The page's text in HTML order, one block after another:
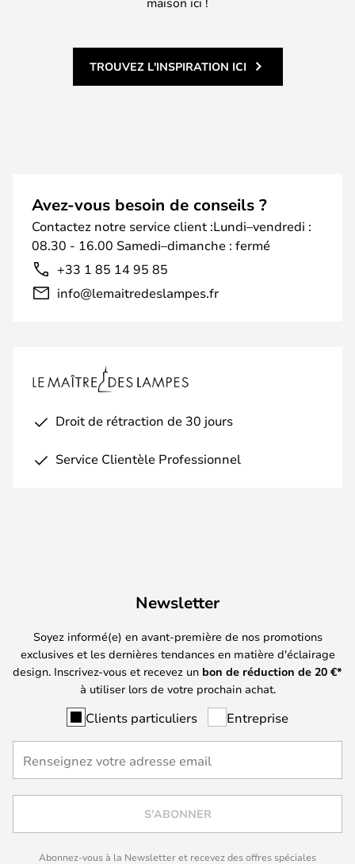
TROUVEZ L'INSPIRATION ICI
Avez-vous besoin de conseils ?
Contactez notre service client :Lundi–vendredi :
08.30 - 16.00 Samedi–dimanche : fermé
+33 1 85 14 95 85
info@lemaitredeslampes.fr
Droit de rétraction de 30 jours
Service Clientèle Professionnel
Newsletter
Soyez informé(e) en avant-première de nos promotions
exclusives et les dernières tendances en matière d'éclairage
design. Inscrivez-vous et recevez un bon de réduction de 20 €*
à utiliser lors de votre prochain achat.
Clients particuliers Entreprise
S'ABONNER
Abonnez-vous à la Newsletter et recevez des offres spéciales